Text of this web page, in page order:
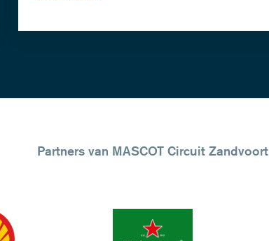
Partners van MASCOT Circuit Zandvoort